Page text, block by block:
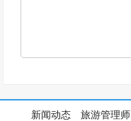
新闻动态 旅游管理师